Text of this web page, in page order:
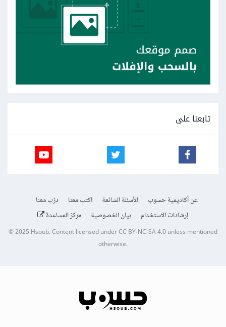
تابعنا على
عن أكاديمية حسوب الأسئلة الشائعة اكتب معنا
درّب معنا
إرشادات الاستخدام
بيان الخصوصية مركز المساعدة
© 2025Hsoub.Content licensed underCC BY-NC-SA 4.0unless mentioned
otherwise.